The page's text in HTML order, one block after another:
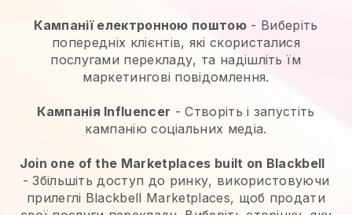
Кампанії електронною поштою - Виберіть
попередніх клієнтів, які скористалися
послугами перекладу, та надішліть їм
маркетингові повідомлення.
Кампанія Influencer - Створіть і запустіть
кампанію соціальних медіа.
Join one of the Marketplaces built on Blackbell
-Збільшіть доступ до ринку, використовуючи
прилеглі Blackbell Marketplaces, щоб продати